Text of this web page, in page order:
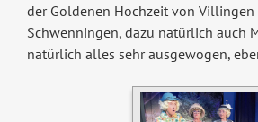
der Goldenen Hochzeit von Villingen
Schwenningen, dazu natürlich auch
natürlich alles sehr ausgewogen,